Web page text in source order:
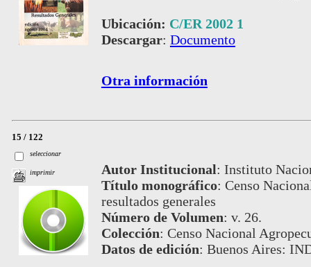
Ubicación: C/ER 2002 1
Descargar: Documento
Otra información
15 / 122
seleccionar
imprimir Autor Institucional: Instituto
Título monográfico: Censo
resultados generales
Número de Volumen: v. 26.
Colección: Censo Nacional
Datos de edición: Buenos Aires: